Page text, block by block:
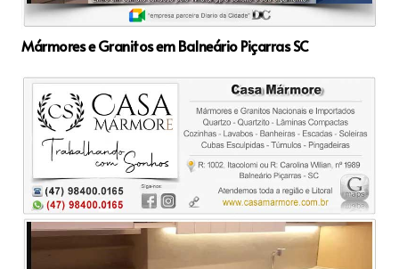
Mármores e Granitos em Balneário Piçarras SC